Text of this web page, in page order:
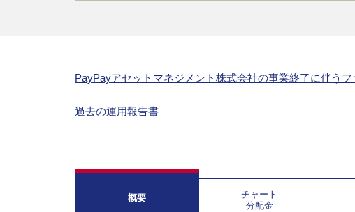
PayPayアセットマネジメント株式会社の事業終了に伴う
過去の運用報告書
概要
チャート
分配金